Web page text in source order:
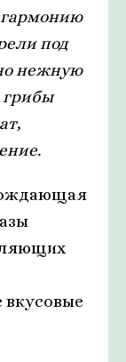
под
нежную
грибы